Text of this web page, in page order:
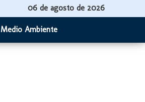
06 de agosto de 2026
Medio Ambiente